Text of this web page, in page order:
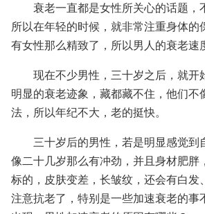
衰老一直都是女性所关心的话题，
所以在年轻的时候，就非常注重身体的
有女性那么精致了，所以男人的衰老速
现在不少男性，三十岁之后，就开
明显的衰老迹象，藏都藏不住，他们不
法，所以年纪不大，老的挺快。
三十岁后的男性，若是明显感觉到
像二十几岁那么有冲劲，并且身材肥胖
标的，皮肤变差，长皱纹，还会有白发
注意抗老了，特别是一些加速衰老的事